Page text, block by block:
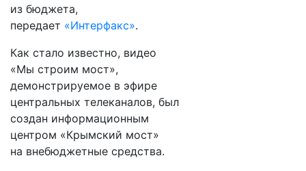
из бюджета,
передает «Интерфакс».
Как стало известно, видео
«Мы строим мост»,
демонстрируемое в эфире
центральных телеканалов, был
создан информационным
центром «Крымский мост»
на внебюджетные средства.